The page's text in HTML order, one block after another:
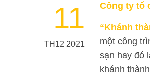
11
TH12 2021
Công ty tổ
“Khánh
một công
sạn hay đó
khánh